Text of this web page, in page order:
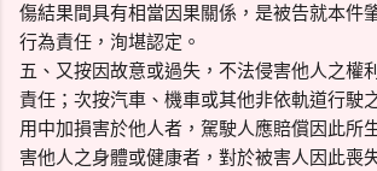
傷結果間具有相當因果關係，是被告就本件
行為責任，洵堪認定。
五、又按因故意或過失，不法侵害他人之權
責任；次按汽車、機車或其他非依軌道行駛
用中加損害於他人者，駕駛人應賠償因此所
害他人之身體或健康者，對於被害人因此喪